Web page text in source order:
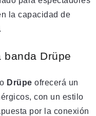
la capacidad de
banda Drüpe
Drüpe ofrecerá un
con un estilo
por la conexión